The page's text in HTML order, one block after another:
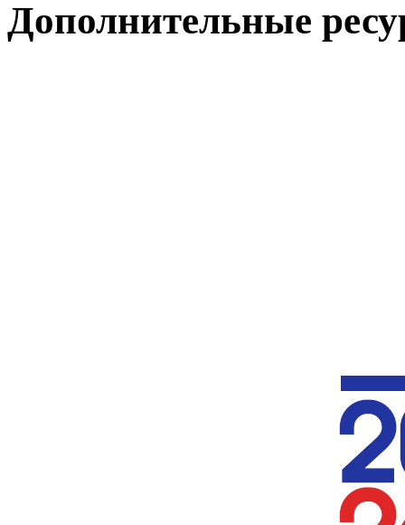
Дополнительные